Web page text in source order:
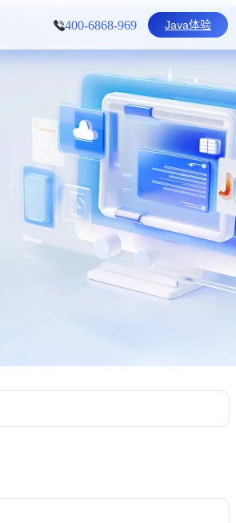
400-6868-969 Java体验